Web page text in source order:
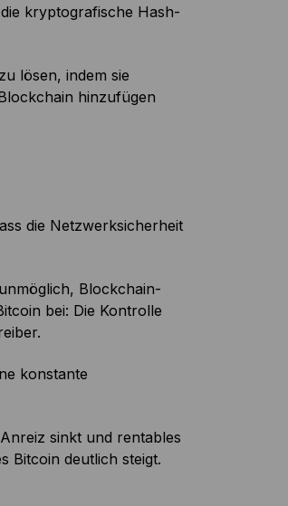
kryptografische Hash-
lösen, indem sie
hinzufügen
die Netzwerksicherheit
Blockchain-
bei: Die Kontrolle
konstante
sinkt und rentables
Bitcoin deutlich steigt.